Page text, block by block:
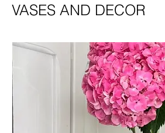
VASES AND DECOR